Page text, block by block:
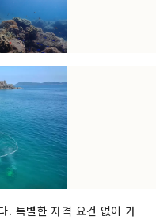
. 특별한 자격 요건 없이 가